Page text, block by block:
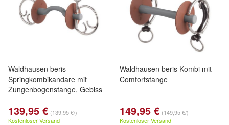
Waldhausen beris
Springkombikandare mit
Zungenbogenstange, Gebiss
139,95 € (139,95 €/)
Kostenloser Versand
Waldhausen beris Kombi mit
Comfortstange
149,95 € (149,95 €/)
Kostenloser Versand